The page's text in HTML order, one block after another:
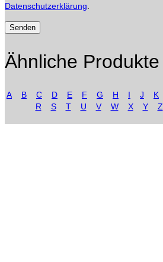
Datenschutzerklärung
Ähnliche Produkte
A B C D E F G H I J K
R
S T U V W X Y Z